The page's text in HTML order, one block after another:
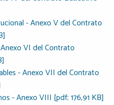
- Anexo V del Contrato
VI del Contrato
- Anexo VII del Contrato
- Anexo VIII [pdf; 176,91 KB]